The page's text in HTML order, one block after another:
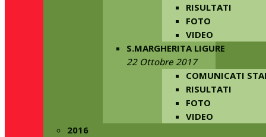
RISULTATI
FOTO
VIDEO
S.MARGHERITA LIGURE
22 Ottobre 2017
COMUNICATI
RISULTATI
FOTO
VIDEO
2016